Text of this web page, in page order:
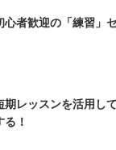
心者歓迎の「練習」
期レッスンを活用し
る！